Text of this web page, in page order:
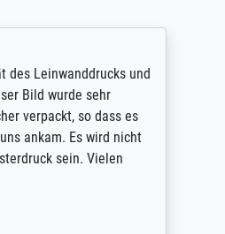
des Leinwanddrucks und
Bild wurde sehr
verpackt, so dass es
ankam. Es wird nicht
sein. Vielen